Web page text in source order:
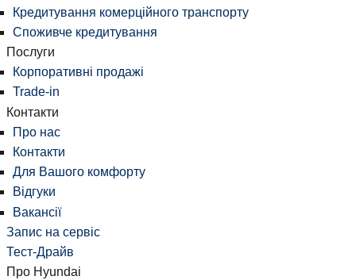
Кредитування комерційного транспорту
Споживче кредитування
Послуги
Корпоративні продажі
Trade-in
Контакти
Про нас
Контакти
Для Вашого комфорту
Відгуки
Вакансії
Запис на сервіс
Тест-Драйв
Про Hyundai